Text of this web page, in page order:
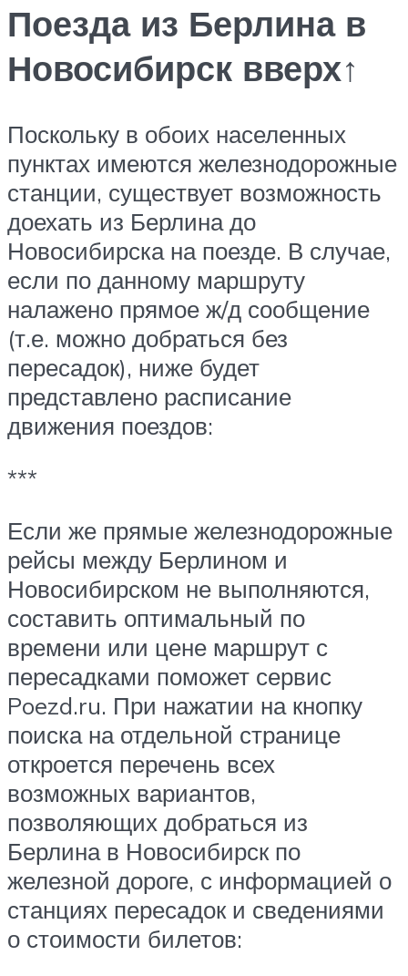
Поезда из Берлина в
Новосибирск вверх↑
Поскольку в обоих населенных
пунктах имеются железнодорожные
станции, существует возможность
доехать из Берлина до
Новосибирска на поезде. В случае,
если по данному маршруту
налажено прямое ж/д сообщение
(т.е. можно добраться без
пересадок), ниже будет
представлено расписание
движения поездов:
***
Если же прямые железнодорожные
рейсы между Берлином и
Новосибирском не выполняются,
составить оптимальный по
времени или цене маршрут с
пересадками поможет сервис
Poezd.ru. При нажатии на кнопку
поиска на отдельной странице
откроется перечень всех
возможных вариантов,
позволяющих добраться из
Берлина в Новосибирск по
железной дороге, с информацией о
станциях пересадок и сведениями
о стоимости билетов: